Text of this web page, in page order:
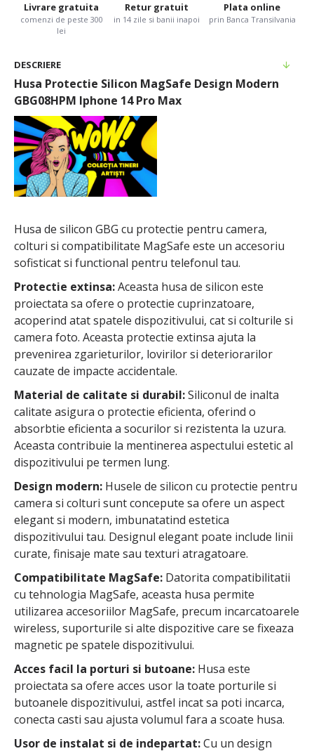
Livrare gratuita
comenzi de peste 300
lei
Retur gratuit
in 14 zile si banii inapoi
Plata online
prin Banca Transilvania
DESCRIERE
Husa Protectie Silicon MagSafe Design Modern
GBG08HPM Iphone 14 Pro Max
Husa de silicon GBG cu protectie pentru camera,
colturi si compatibilitate MagSafe este un accesoriu
sofisticat si functional pentru telefonul tau.
Protectie extinsa:Aceasta husa de silicon este
proiectata sa ofere o protectie cuprinzatoare,
acoperind atat spatele dispozitivului, cat si colturile si
camera foto. Aceasta protectie extinsa ajuta la
prevenirea zgarieturilor, lovirilor si deteriorarilor
cauzate de impacte accidentale.
Material de calitate si durabil:Siliconul de inalta
calitate asigura o protectie eficienta, oferind o
absorbtie eficienta a socurilor si rezistenta la uzura.
Aceasta contribuie la mentinerea aspectului estetic al
dispozitivului pe termen lung.
Design modern: Husele de silicon cu protectie pentru
camera si colturi sunt concepute sa ofere un aspect
elegant si modern, imbunatatind estetica
dispozitivului tau. Designul elegant poate include linii
curate, finisaje mate sau texturi atragatoare.
Compatibilitate MagSafe: Datorita compatibilitatii
cu tehnologia MagSafe, aceasta husa permite
utilizarea accesoriilor MagSafe, precum incarcatoarele
wireless, suporturile si alte dispozitive care se fixeaza
magnetic pe spatele dispozitivului.
Acces facil la porturi si butoane: Husa este
proiectata sa ofere acces usor la toate porturile si
butoanele dispozitivului, astfel incat sa poti incarca,
conecta casti sau ajusta volumul fara a scoate husa.
Usor de instalat si de indepartat:Cu un design